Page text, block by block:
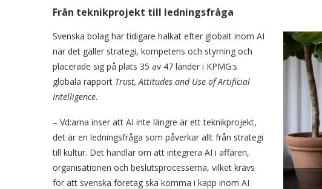
Från teknikprojekt till ledningsfråga
Svenska bolag har tidigare halkat efter globalt inom AI
när det gäller strategi, kompetens och styrning och
placerade sig på plats 35 av 47 länder i KPMG:s
globala rapport Trust, Attitudes and Use of Artificial
Intelligence.
– Vd:arna inser att AI inte längre är ett teknikprojekt,
det är en ledningsfråga som påverkar allt från strategi
till kultur. Det handlar om att integrera AI i affären,
organisationen och beslutsprocesserna, vilket krävs
för att svenska företag ska komma i kapp inom AI